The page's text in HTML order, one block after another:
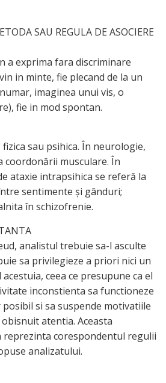
SAU REGULA DE ASOCIERE
a exprima fara discriminare
in minte, fie plecand de la un
imaginea unui vis, o
fie in mod spontan.
sau psihica. În neurologie,
coordonării musculare. În
ataxie intrapsihica se referă la
sentimente şi gânduri;
în schizofrenie.
analistul trebuie sa-l asculte
sa privilegieze a priori nici un
ceea ce presupune ca el
inconstienta sa functioneze
si sa suspende motivatiile
atentia. Aceasta
reprezinta corespondentul regulii
analizatului.